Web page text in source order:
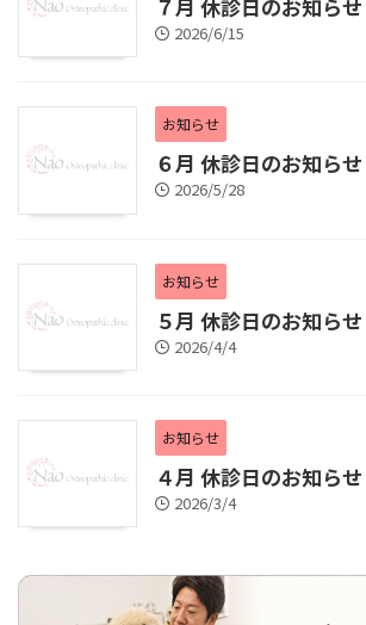
７月 休診日のお知らせ
2026/6/15
お知らせ
６月 休診日のお知らせ
2026/5/28
お知らせ
５月 休診日のお知らせ
2026/4/4
お知らせ
４月 休診日のお知らせ
2026/3/4